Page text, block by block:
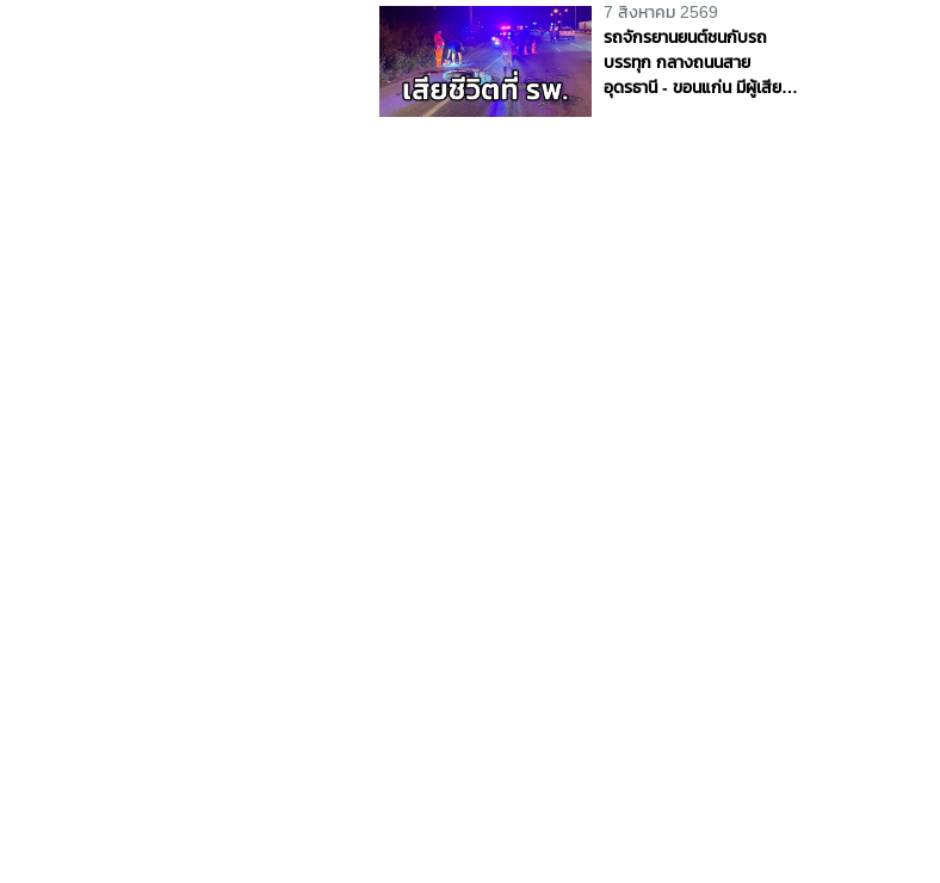
ราชชนนีพันปีหลวง
7 สิงหาคม 2569
รถจักรยานยนต์ชนกับรถ
บรรทุก กลางถนนสาย
อุดรธานี - ขอนแก่น มีผู้เสีย